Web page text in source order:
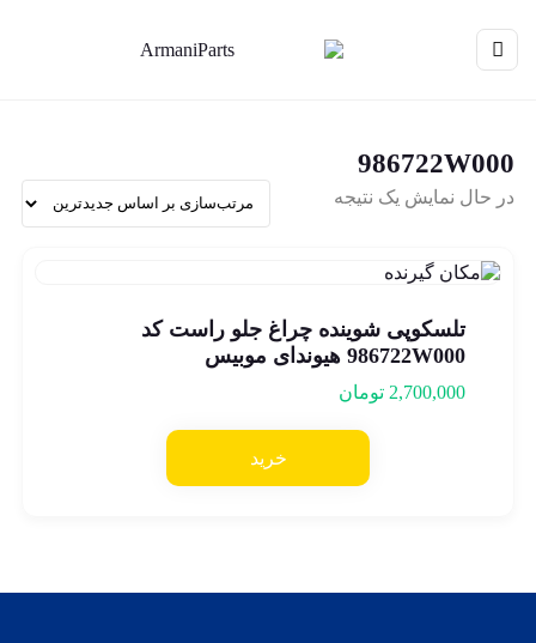
986722W000
در حال نمایش یک نتیجه
تلسکوپی شوینده چراغ جلو راست کد
986722W000 هیوندای موبیس
2,700,000 تومان
خرید